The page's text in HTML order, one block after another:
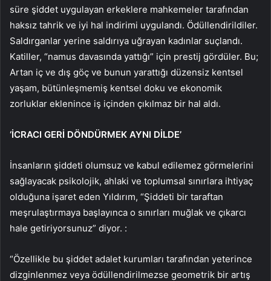
süre şiddet uygulayan erkeklere mahkemeler tarafından
haksız tahrik ve iyi hal indirimi uygulandı. Ödüllendirildiler.
Saldırganlar yerine saldırıya uğrayan kadınlar suçlandı.
Katiller, “namus davasında yattığı” için prestij gördüler. Bu;
Artan iç ve dış göç ve bunun yarattığı düzensiz kentsel
yaşam, bütünleşmemiş kentsel doku ve ekonomik
zorluklar eklenince iş içinden çıkılmaz bir hal aldı.
‘İCRACI GERİ DÖNDÜRMEK AYNI DİLDE’
İnsanların şiddeti olumsuz ve kabul edilemez görmelerini
sağlayacak psikolojik, ahlaki ve toplumsal sınırlara ihtiyaç
olduğuna işaret eden Yıldırım, “Şiddeti bir taraftan
meşrulaştırmaya başlayınca o sınırları muğlak ve çıkarcı
hale getiriyorsunuz” diyor. :
“Özellikle bu şiddet adalet kurumları tarafından yeterince
dizginlenmez veya ödüllendirilmezse geometrik bir artış